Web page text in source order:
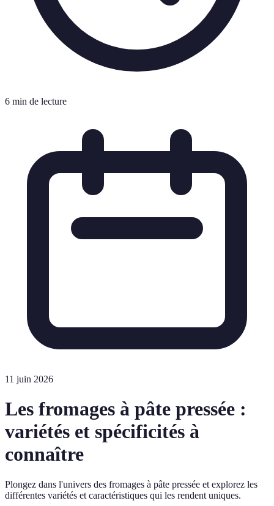
6 min de lecture
11 juin 2026
Les fromages à pâte pressée :
variétés et spécificités à
connaître
Plongez dans l'univers des fromages à pâte pressée et explorez les
différentes variétés et caractéristiques qui les rendent uniques.